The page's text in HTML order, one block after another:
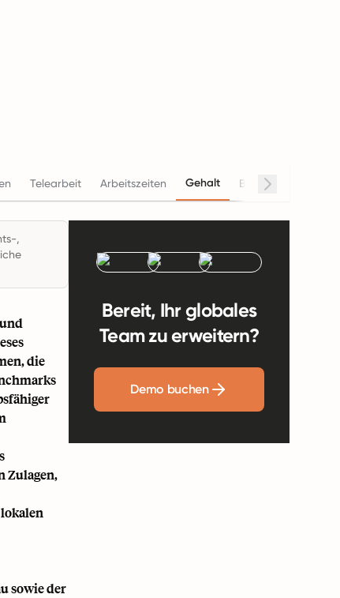
Telearbeit Arbeitszeiten Gehalt Beendigung
,
die
Zulagen,
sowie der
Bereit, Ihr globales
Team zu erweitern?
Demo buchen